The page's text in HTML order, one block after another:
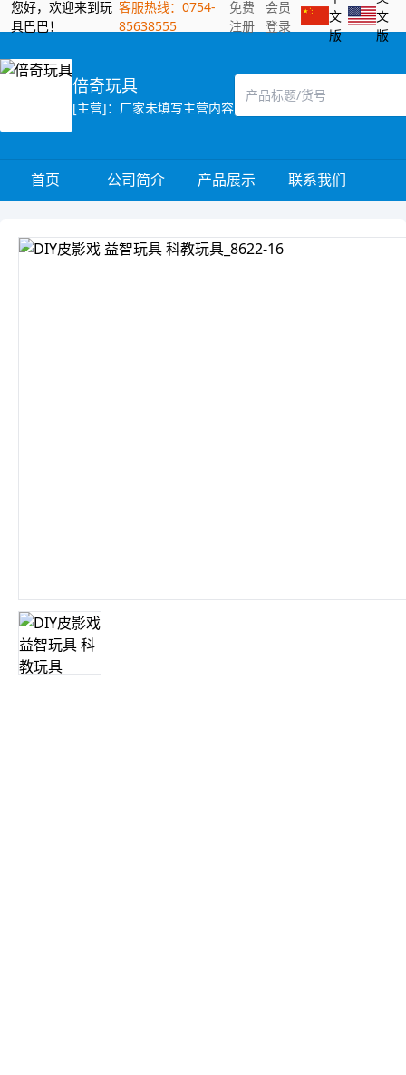
您好，欢迎来到玩
具巴巴！
客服热线：0754-
85638555
免费
注册
会员
登录
文
版
文
版
倍奇玩具
[主营]：厂家未填写主营内容
首页 公司简介 产品展示 联系我们